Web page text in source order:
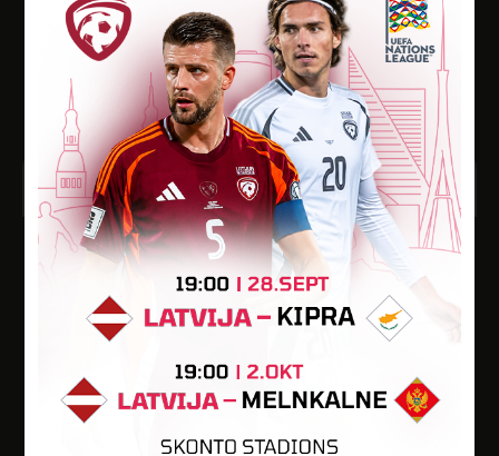
FK UNION 0
Sporta bāze Krasts (Rīgas 75. vsk. stadions)
15 OKT 13:00
2023
Dali Dali 3. līga 2023, finālturnīrs, 1/4 fināls
FK UNION
PREIĻI 1